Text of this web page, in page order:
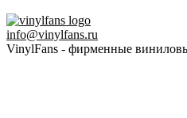
info@vinylfans.ru
VinylFans - фирменные